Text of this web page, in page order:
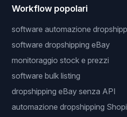
Workflow popolari
software automazione
software dropshipping eBay
monitoraggio stock e prezzi
software bulk listing
dropshipping eBay senza API
automazione dropshipping